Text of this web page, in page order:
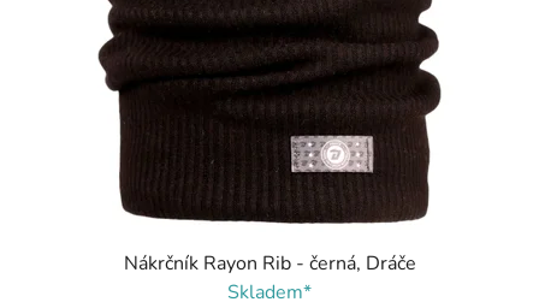
Nákrčník Rayon Rib - černá, Dráče
Skladem*